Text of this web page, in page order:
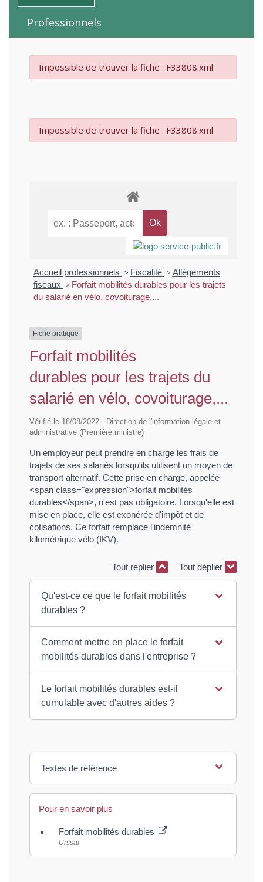
Professionnels
Impossible de trouver la fiche : F33808.xml
Impossible de trouver la fiche : F33808.xml
Accueil professionnels > Fiscalité > Allégements
fiscaux > Forfait mobilités durables pour les trajets
du salarié en vélo, covoiturage,...
Fiche pratique
Forfait mobilités
durables pour les trajets du
salarié en vélo, covoiturage,...
Vérifié le 18/08/2022 - Direction de l'information légale et
administrative (Première ministre)
Un employeur peut prendre en charge les frais de
trajets de ses salariés lorsqu'ils utilisent un moyen de
transport alternatif. Cette prise en charge, appelée
<span class="expression">forfait mobilités
durables</span>, n'est pas obligatoire. Lorsqu'elle est
mise en place, elle est exonérée d'impôt et de
cotisations. Ce forfait remplace l'indemnité
kilométrique vélo (IKV).
Tout replier Tout déplier
Qu'est-ce ce que le forfait mobilités
durables ?
Comment mettre en place le forfait
mobilités durables dans l'entreprise ?
Le forfait mobilités durables est-il
cumulable avec d'autres aides ?
Textes de référence
Pour en savoir plus
Forfait mobilités durables
Urssaf